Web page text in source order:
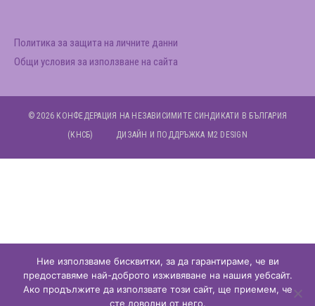
Политика за защита на личните данни
Общи условия за използване на сайта
© 2026 КОНФЕДЕРАЦИЯ НА НЕЗАВИСИМИТЕ СИНДИКАТИ В БЪЛГАРИЯ
(КНСБ)
ДИЗАЙН И ПОДДРЪЖКА M2 DESIGN
Ние използваме бисквитки, за да гарантираме, че ви
предоставяме най-доброто изживяване на нашия уебсайт.
Ако продължите да използвате този сайт, ще приемем, че
сте доволни от него.